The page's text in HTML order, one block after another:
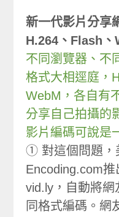
新一代影片分享
H.264、Flash、
不同瀏覽器、不
格式大相逕庭，
WebM，各自有
分享自己拍攝的
影片編碼可說是
① 對這個問題，
Encoding.com
vid.ly，自動將
同格式編碼。網